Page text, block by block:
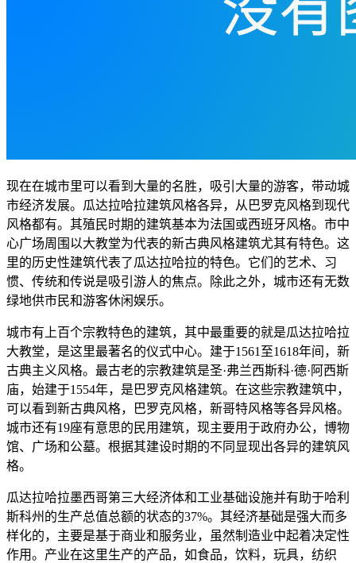
现在在城市里可以看到大量的名胜，吸引大量的游客，带动城
市经济发展。瓜达拉哈拉建筑风格各异，从巴罗克风格到现代
风格都有。其殖民时期的建筑基本为法国或西班牙风格。市中
心广场周围以大教堂为代表的新古典风格建筑尤其有特色。这
里的历史性建筑代表了瓜达拉哈拉的特色。它们的艺术、习
惯、传统和传说是吸引游人的焦点。除此之外，城市还有无数
绿地供市民和游客休闲娱乐。
城市有上百个宗教特色的建筑，其中最重要的就是瓜达拉哈拉
大教堂，是这里最著名的仪式中心。建于1561至1618年间，新
古典主义风格。最古老的宗教建筑是圣·弗兰西斯科·德·阿西斯
庙，始建于1554年，是巴罗克风格建筑。在这些宗教建筑中，
可以看到新古典风格，巴罗克风格，新哥特风格等各异风格。
城市还有19座有意思的民用建筑，现主要用于政府办公，博物
馆、广场和公墓。根据其建设时期的不同显现出各异的建筑风
格。
瓜达拉哈拉墨西哥第三大经济体和工业基础设施并有助于哈利
斯科州的生产总值总额的状态的37%。其经济基础是强大而多
样化的，主要是基于商业和服务业，虽然制造业中起着决定性
作用。产业在这里生产的产品，如食品，饮料，玩具，纺织